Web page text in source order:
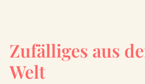
Zufälliges aus
Welt